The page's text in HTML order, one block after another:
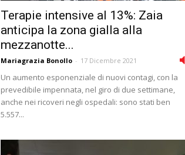
Terapie intensive al 13%: Zaia
anticipa la zona gialla alla
mezzanotte...
Mariagrazia Bonollo - 17 Dicembre 2021
Un aumento esponenziale di nuovi contagi, con la
prevedibile impennata, nel giro di due settimane,
anche nei ricoveri negli ospedali: sono stati ben
5.557...